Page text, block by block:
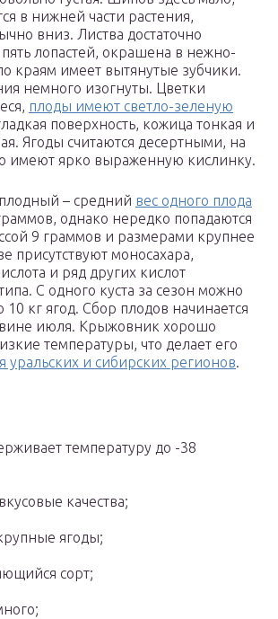
в нижней части растения,
вниз. Листва достаточно
лопастей, окрашена в нежно-
краям имеет вытянутые зубчики.
немного изогнуты. Цветки
плоды имеют светло-зеленую
поверхность, кожица тонкая и
Ягоды считаются десертными, на
имеют ярко выраженную кислинку.
– средний вес одного плода
однако нередко попадаются
9 граммов и размерами крупнее
присутствуют моносахара,
и ряд других кислот
С одного куста за сезон можно
10 кг ягод. Сбор плодов начинается
июля. Крыжовник хорошо
температуры, что делает его
уральских и сибирских регионов.
температуру до -38
качества;
ягоды;
сорт;